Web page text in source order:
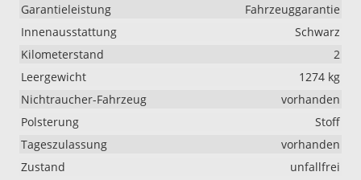
Garantieleistung
Fahrzeuggarantie
Innenausstattung
Schwarz
Kilometerstand
2
Leergewicht
1274 kg
Nichtraucher-Fahrzeug
vorhanden
Polsterung
Stoff
Tageszulassung
vorhanden
Zustand
unfallfrei